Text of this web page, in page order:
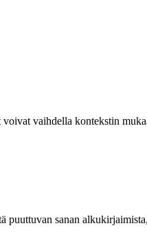
vaihdella kontekstin
puuttuvan sanan